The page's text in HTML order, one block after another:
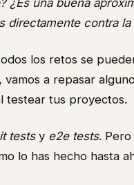
¿Es una buena
directamente contra
los retos se
vamos a repasar
testear tus proyectos.
testsy e2e tests.
lo has hecho hasta